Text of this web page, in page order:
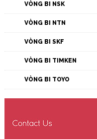
VÒNG BI NSK
VÒNG BI NTN
VÒNG BI SKF
VÒNG BI TIMKEN
VÒNG BI TOYO